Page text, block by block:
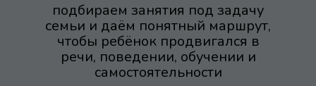
подбираем занятия под задачу
семьи и даём понятный маршрут,
чтобы ребёнок продвигался в
речи, поведении, обучении и
самостоятельности